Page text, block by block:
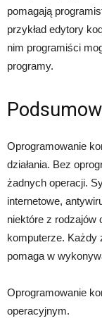
pomagają
przykład edytory
nim programiści
programy.
Oprogramowanie
działania. Bez
żadnych operacji.
internetowe,
niektóre z rodzajów
komputerze. Każdy
pomaga w
Oprogramowanie
operacyjnym.